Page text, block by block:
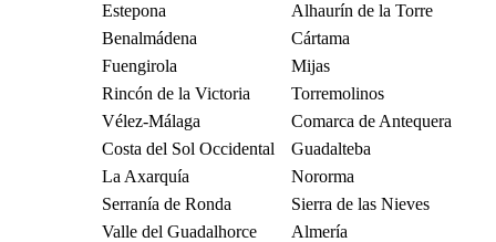
Estepona
Alhaurín de la Torre
Benalmádena
Cártama
Fuengirola
Mijas
Rincón de la Victoria
Torremolinos
Vélez-Málaga
Comarca de Antequera
Costa del Sol Occidental
Guadalteba
La Axarquía
Nororma
Serranía de Ronda
Sierra de las Nieves
Valle del Guadalhorce
Almería